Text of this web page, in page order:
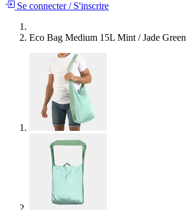
Se connecter/S'inscrire
Eco Bag Medium 15L Mint / Jade Green